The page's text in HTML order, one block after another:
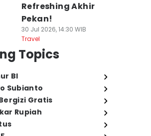
Refreshing Akhir
Pekan!
30 Jul 2026, 14:30 WIB
Travel
Topics
BI
Subianto
Gratis
Rupiah